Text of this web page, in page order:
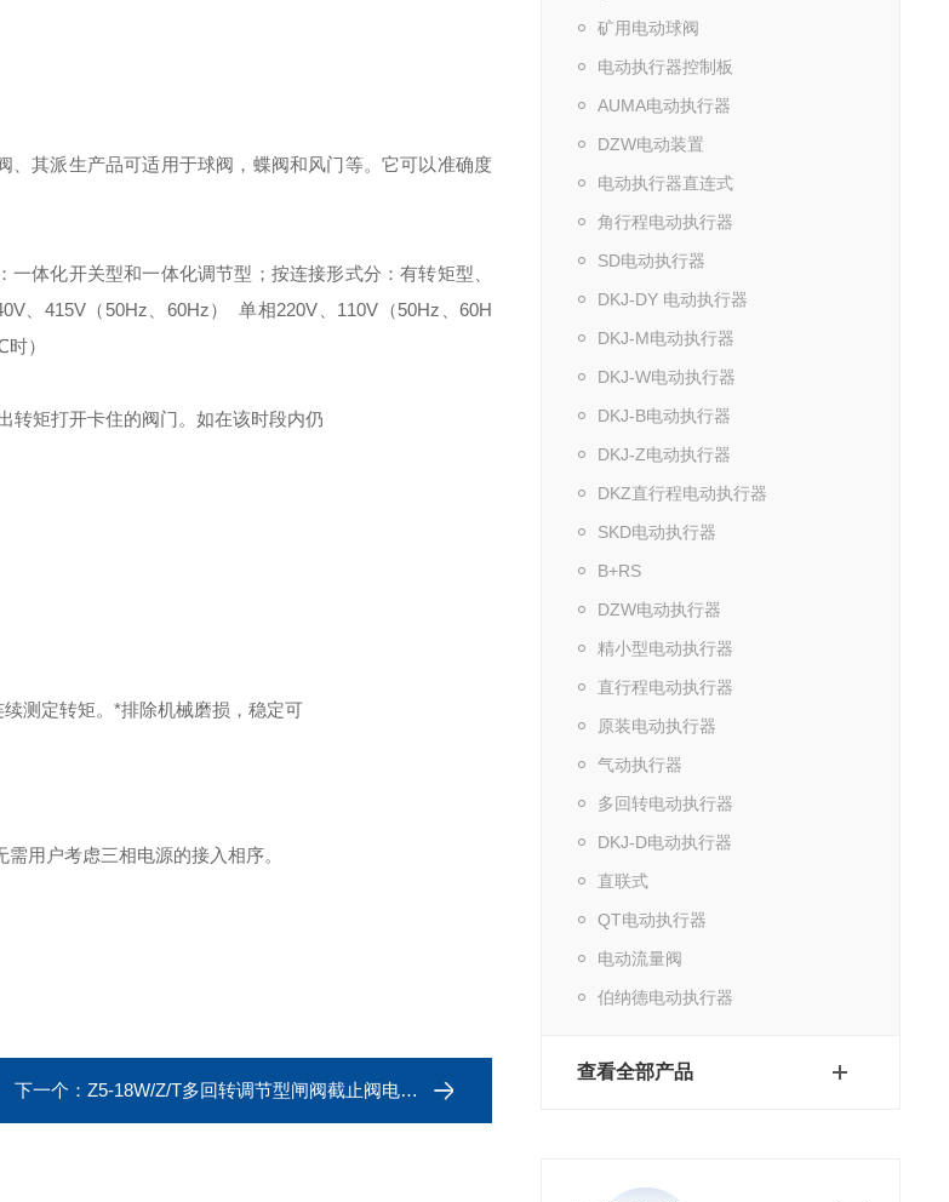
矿用电动球阀
电动执行器控制板
AUMA电动执行器
DZW电动装置
电动执行器直连式
角行程电动执行器
SD电动执行器
DKJ-DY 电动执行器
DKJ-M电动执行器
DKJ-W电动执行器
DKJ-B电动执行器
DKJ-Z电动执行器
DKZ直行程电动执行器
SKD电动执行器
B+RS
DZW电动执行器
精小型电动执行器
直行程电动执行器
原装电动执行器
气动执行器
多回转电动执行器
DKJ-D电动执行器
直联式
QT电动执行器
电动流量阀
伯纳德电动执行器
查看全部产品
其派生产品可适用于球阀，蝶阀和风门等。它可以准确度
一体化开关型和一体化调节型； 按连接形式分：有转矩型、
、415V（50Hz、60Hz） 单相220V、110V（50Hz、60H
）
转矩打开卡住的阀门。如在该时段内仍
测定转矩。*排除机械磨损，稳定可
用户考虑三相电源的接入相序。
下一个： Z5-18W/Z/T多回转调节型闸阀截止阀电装电动头